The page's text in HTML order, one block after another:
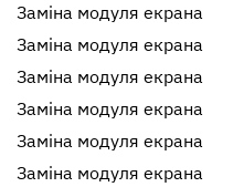
Заміна модуля екрана
Заміна модуля екрана
Заміна модуля екрана
Заміна модуля екрана
Заміна модуля екрана
Заміна модуля екрана